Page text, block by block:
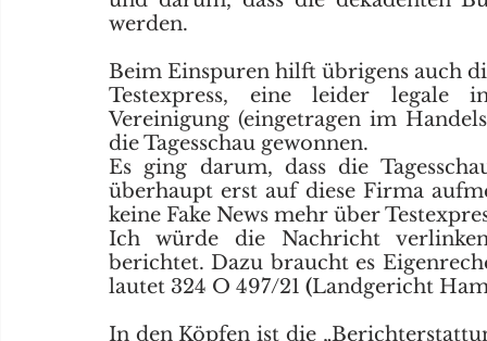
werden.
Beim Einspuren hilft übrigens auch
Testexpress, eine leider legale
Vereinigung (eingetragen im
die Tagesschau gewonnen.
Es ging darum, dass die
überhaupt erst auf diese Firma
keine Fake News mehr über
Ich würde die Nachricht
berichtet. Dazu braucht es
lautet 324 O 497/21 (Landgericht
In den Köpfen ist die